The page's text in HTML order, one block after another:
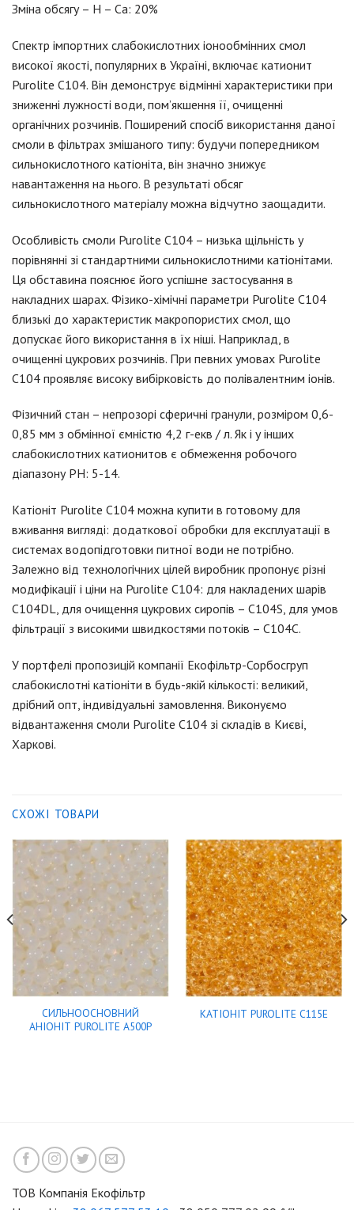
Зміна обсягу – Н – Са: 20%
Спектр імпортних слабокислотних іонообмінних смол
високої якості, популярних в Україні, включає катионит
Purolite C104. Він демонструє відмінні характеристики при
зниженні лужності води, пом’якшення її, очищенні
органічних розчинів. Поширений спосіб використання даної
смоли в фільтрах змішаного типу: будучи попередником
сильнокислотного катiонiта, він значно знижує
навантаження на нього. В результаті обсяг
сильнокислотного матеріалу можна відчутно заощадити.
Особливість смоли Purolite C104 – низька щільність у
порівнянні зі стандартними сильнокислотними катiонiтами.
Ця обставина пояснює його успішне застосування в
накладних шарах. Фізико-хімічні параметри Purolite C104
близькі до характеристик макропористих смол, що
допускає його використання в їх ніші. Наприклад, в
очищенні цукрових розчинів. При певних умовах Purolite
C104 проявляє високу вибірковість до полівалентним іонів.
Фізичний стан – непрозорі сферичні гранули, розміром 0,6-
0,85 мм з обмінної ємністю 4,2 г-екв / л. Як і у інших
слабокислотних катионитов є обмеження робочого
діапазону PH: 5-14.
Катіоніт Purolite C104 можна купити в готовому для
вживання вигляді: додаткової обробки для експлуатації в
системах водопідготовки питної води не потрібно.
Залежно від технологічних цілей виробник пропонує різні
модифікації і ціни на Purolite C104: для накладених шарів
С104DL, для очищення цукрових сиропів – С104S, для умов
фільтрації з високими швидкостями потоків – С104C.
У портфелі пропозицій компанії Екофільтр-Сорбосгруп
слабокислотні катiонiти в будь-якій кількості: великий,
дрібний опт, індивідуальні замовлення. Виконуємо
відвантаження смоли Purolite C104 зі складів в Києві,
Харкові.
СХОЖІ ТОВАРИ
СИЛЬНООСНОВНИЙ
АНІОНІТ PUROLITE A500P
КАТІОНІТ PUROLITE C115E
ТОВ Компанія Екофільтр